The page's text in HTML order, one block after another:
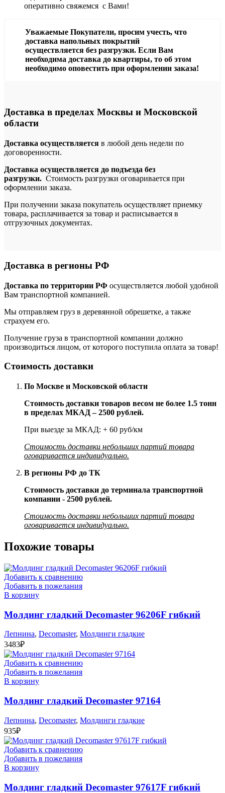
оперативно свяжемся с Вами!
Уважаемые Покупатели, просим учесть, что
доставка напольных покрытий
осуществляется без разгрузки. Если Вам
необходима доставка до квартиры, то об этом
необходимо оповестить при оформлении заказа!
Доставка в пределах Москвы и Московской
области
Доставка осуществляется в любой день недели по
договоренности.
Доставка осуществляется до подъезда без
разгрузки. Стоимость разгрузки оговаривается при
оформлении заказа.
При получении заказа покупатель осуществляет приемку
товара, расплачивается за товар и расписывается в
отгрузочных документах.
Доставка в регионы РФ
Доставка по территории РФ осуществляется любой удобной
Вам транспортной компанией.
Мы отправляем груз в деревянной обрешетке, а также
страхуем его.
Получение груза в транспортной компании должно
производиться лицом, от которого поступила оплата за товар!
Стоимость доставки
По Москве и Московской области
Стоимость доставки товаров весом не более 1.5 тонн
в пределах МКАД – 2500 рублей.
При выезде за МКАД: + 60 руб/км
Стоимость доставки небольших партий товара
оговаривается индивидуально.
В регионы РФ до ТК
Стоимость доставки до терминала транспортной
компании - 2500 рублей.
Стоимость доставки небольших партий товара
оговаривается индивидуально.
Похожие товары
Добавить к сравнению
Добавить в пожелания
В корзину
Молдинг гладкий Decomaster 96206F гибкий
Лепнина, Decomaster, Молдинги гладкие
3483₽
Добавить к сравнению
Добавить в пожелания
В корзину
Молдинг гладкий Decomaster 97164
Лепнина, Decomaster, Молдинги гладкие
935₽
Добавить к сравнению
Добавить в пожелания
В корзину
Молдинг гладкий Decomaster 97617F гибкий